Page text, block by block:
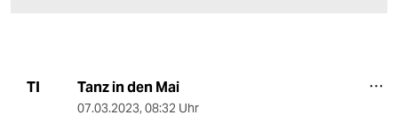
TI Tanz in den Mai
07.03.2023, 08:32 Uhr